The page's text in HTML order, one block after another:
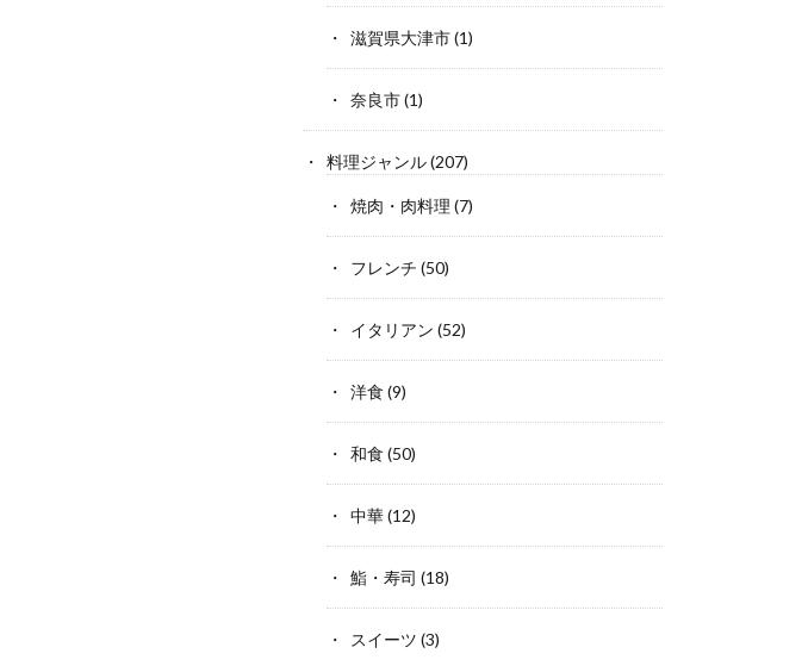
滋賀県大津市(1)
奈良市(1)
料理ジャンル(207)
焼肉・肉料理 (7)
フレンチ (50)
イタリアン (52)
洋食 (9)
和食 (50)
中華(12)
鮨・寿司 (18)
スイーツ (3)